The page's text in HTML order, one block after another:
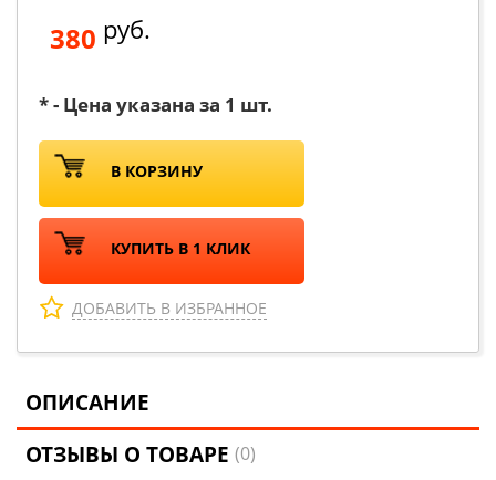
380 руб.
* - Цена указана за 1 шт.
В КОРЗИНУ
КУПИТЬ В 1 КЛИК
ДОБАВИТЬ В ИЗБРАННОЕ
ОПИСАНИЕ
ОТЗЫВЫ О ТОВАРЕ(0)